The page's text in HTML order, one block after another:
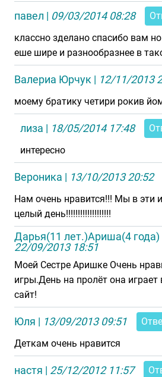
павел | 09/03/2014 08:28
классно зделано спасибо вам
еше шире и разнообразнее в
Валериа Юрчук | 12/11/2013
моему братику четири рокив
лиза | 18/05/2014 17:48
интересно
Вероника | 13/10/2013 20:52
Нам очень нравится!!! Мы в эти
целый день!!!!!!!!!!!!!!!!!!!
Дарья(11 лет.)Ариша(4 года)
22/09/2013 18:51
Моей Сестре Аришке Очень
игры.День на пролёт она играет
сайт!
Юля | 13/09/2013 09:51
Деткам очень нравится
настя | 25/12/2012 11:57